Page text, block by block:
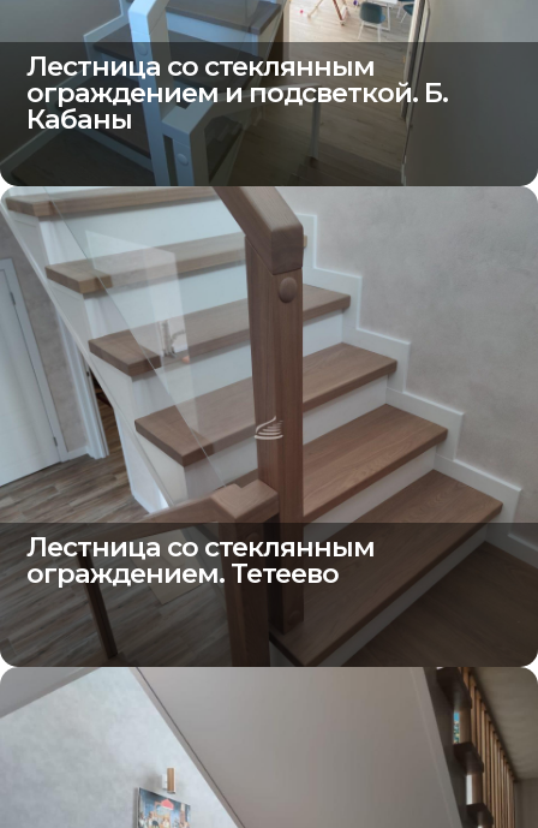
Лестница со стеклянным
ограждением и подсветкой. Б.
Кабаны
Лестница со стеклянным
ограждением. Тетеево